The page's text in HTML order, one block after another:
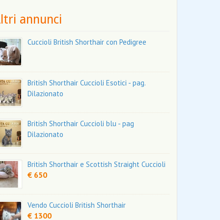
annunci
Cuccioli British Shorthair con Pedigree
British Shorthair Cuccioli Esotici - pag.
Dilazionato
British Shorthair Cuccioli blu - pag
Dilazionato
British Shorthair e Scottish Straight Cuccioli
€ 650
Vendo Cuccioli British Shorthair
€ 1300